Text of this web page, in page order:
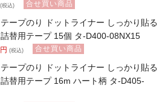
(税込) 合せ買い商品
ープのり ドットライナー しっかり貼る
替用テープ 15個 タ-D400-08NX15
円 (税込) 合せ買い商品
ープのり ドットライナー しっかり貼る
替用テープ 16m ハート柄 タ-D405-